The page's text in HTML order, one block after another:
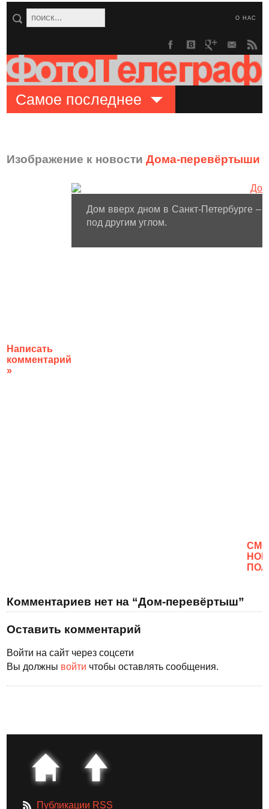
О НАС
Самое последнее
Изображение к новостиДома-перевёртыши
Написать
комментарий
»
Дом вверх дном в Санкт-Петербурге –
под другим углом.
Комментариев нет на “Дом-перевёртыш”
Оставить комментарий
Войти на сайт через соцсети
Вы должны войти чтобы оставлять сообщения.
Публикации RSS